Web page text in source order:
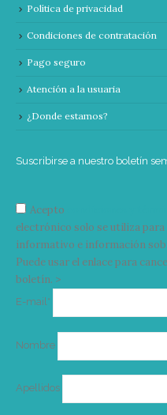
Política de privacidad
Condiciones de contratación
Pago seguro
Atención a la usuaria
¿Donde estamos?
Suscribirse a nuestro boletín
Acepto
electrónico solo se utiliza
informativo e información
Puede usar el enlace para
boletín. >
E-mail*
Nombre
Apellidos